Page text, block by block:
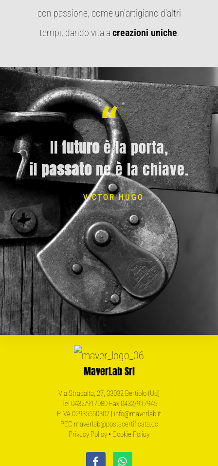
con passione, come un’artigiano d’altri
tempi, dando vita a creazioni uniche.
“
Ilfuturoè la porta,
il passatone è la chiave.
VICTOR HUGO
MaverLab Srl
Via Stradalta, 27, 33032 Bertiolo (Ud)
Tel 0432/917080 Fax 0432/917945
P.IVA 02935550307 | info@maverlab.it
PEC maverlab@postacertificata.cc
Privacy Policy • Cookie Policy